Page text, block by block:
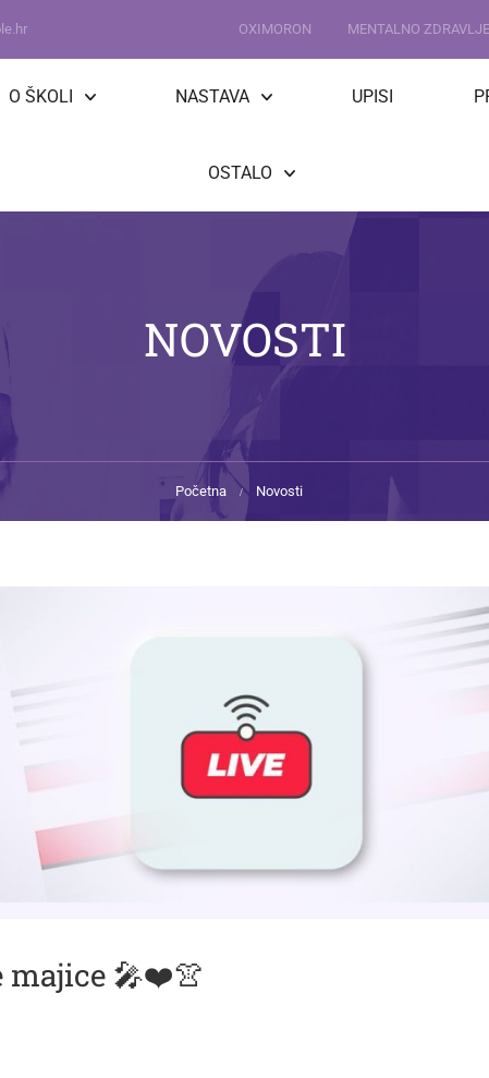
OXIMORON MENTALNO ZDRAVLJE
O ŠKOLI NASTAVA UPISI
OSTALO
NOVOSTI
Početna Novosti
majice 🎤❤️👚